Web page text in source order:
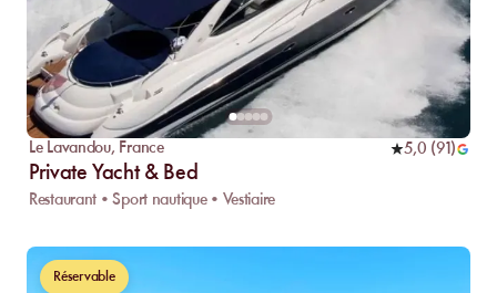
Le Lavandou, France 5,0 (91 )
Private Yacht & Bed
Restaurant • Sport nautique • Vestiaire
Réservable